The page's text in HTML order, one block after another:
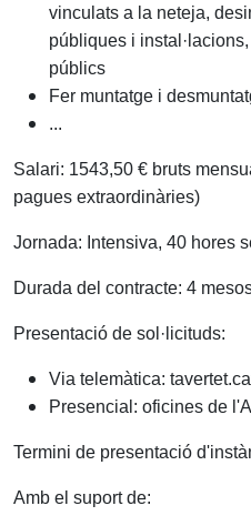
vinculats a la neteja,
públiques i
públics
Fer muntatge i
...
Salari: 1543,50 € bruts
pagues extraordinàries)
Jornada: Intensiva, 40 hores
Durada del contracte: 4
Presentació de sol·licituds:
Via telemàtica:
Presencial: oficines de
Termini de presentació
Amb el suport de: